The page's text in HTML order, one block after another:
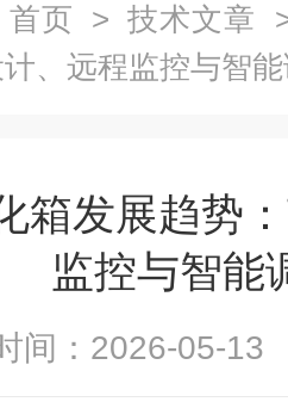
首页 > 技术文章
、远程监控与智
箱发展趋势
监控与智能
间：2026-05-